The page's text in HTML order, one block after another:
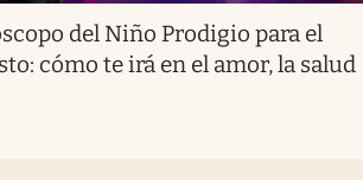
del Niño Prodigio para el
cómo te irá en el amor, la salud